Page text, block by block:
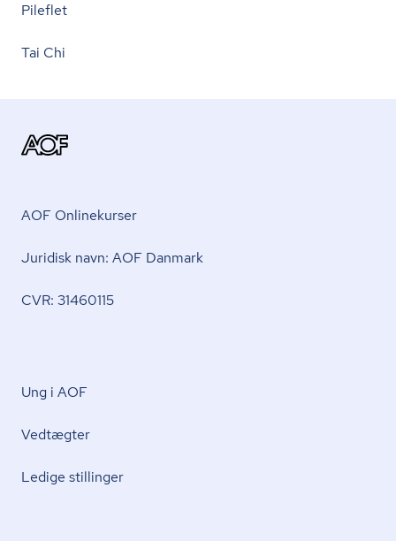
Pileflet
Tai Chi
AOF Onlinekurser
Juridisk navn: AOF Danmark
CVR: 31460115
Ung i AOF
Vedtægter
Ledige stillinger